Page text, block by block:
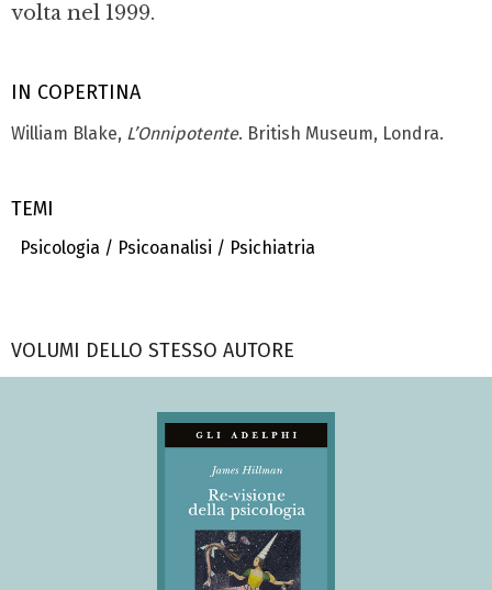
IN COPERTINA
William Blake, L’Onnipotente. British Museum, Londra.
TEMI
Psicologia / Psicoanalisi / Psichiatria
volta nel 1999.
VOLUMI DELLO STESSO AUTORE